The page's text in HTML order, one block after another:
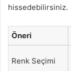
hissedebilirsiniz.
Öneri
Renk Seçimi